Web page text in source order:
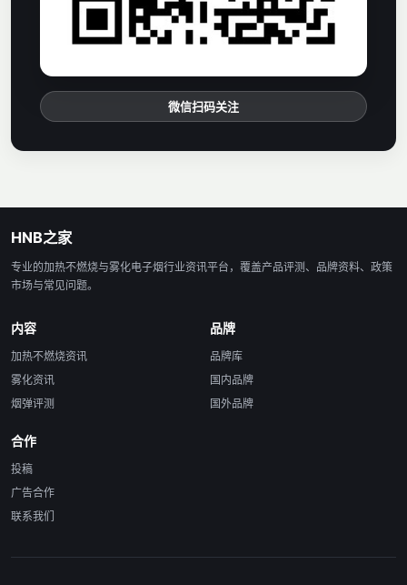
微信扫码关注
HNB之家
专业的加热不燃烧与雾化电子烟行业资讯平台，覆盖产品评测、品牌资料、政策
市场与常见问题。
内容
加热不燃烧资讯
雾化资讯
烟弹评测
品牌
品牌库
国内品牌
国外品牌
合作
投稿
广告合作
联系我们